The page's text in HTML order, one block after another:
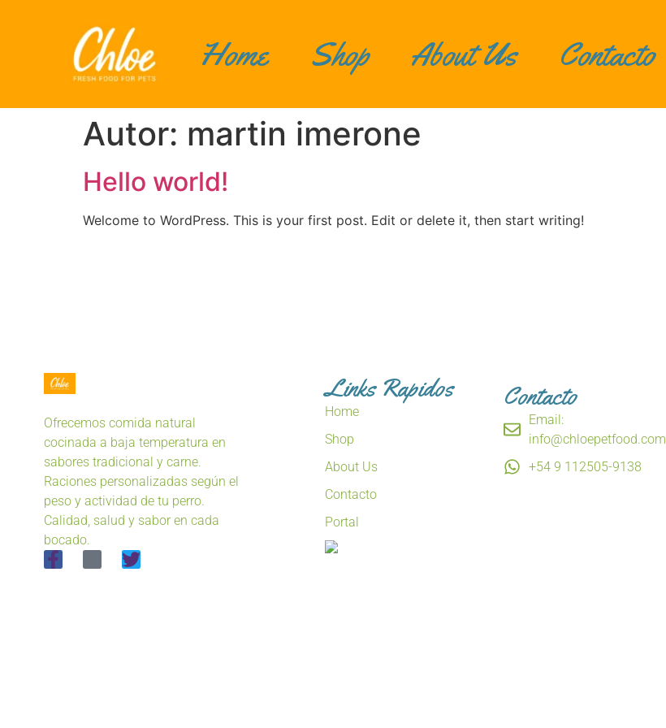
Home Shop About Us Contacto
Autor: martin imerone
Hello world!
Welcome to WordPress. This is your first post. Edit or delete it, then start writing!
Ofrecemos comida natural
cocinada a baja temperatura en
sabores tradicional y carne.
Raciones personalizadas según el
peso y actividad de tu perro.
Calidad, salud y sabor en cada
bocado.
Links Rapidos
Home
Shop
About Us
Contacto
Portal
Contacto
Email:
info@chloepetfood.com
+54 9 112505-9138